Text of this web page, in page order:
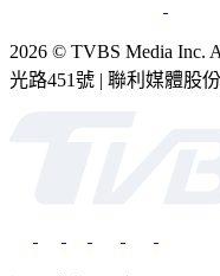
2026 © TVBS Media Inc.
光路451號 | 聯利媒體股